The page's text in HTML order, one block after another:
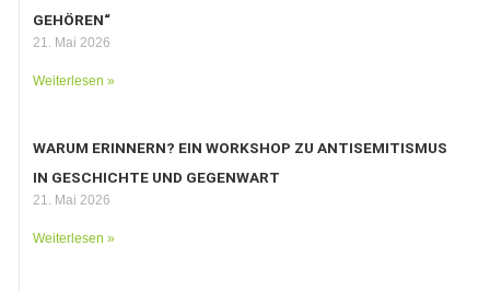
GEHÖREN“
21. Mai 2026
Weiterlesen »
WARUM ERINNERN? EIN WORKSHOP ZU ANTISEMITISMUS
IN GESCHICHTE UND GEGENWART
21. Mai 2026
Weiterlesen »